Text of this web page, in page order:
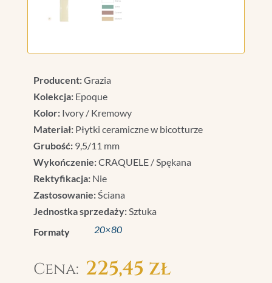
Producent:Grazia
Kolekcja:Epoque
Kolor:Ivory / Kremowy
Materiał:Płytki ceramiczne w bicotturze
Grubość:9,5/11 mm
Wykończenie:CRAQUELE / Spękana
Rektyfikacja:Nie
Zastosowanie:Ściana
Jednostka sprzedaży:Sztuka
Formaty
20×80
225,45 zł